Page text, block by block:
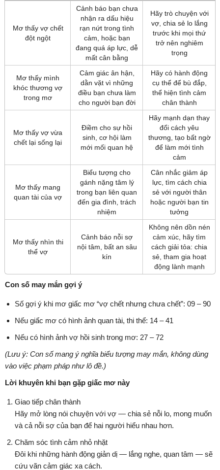
Mơ thấy vợ chết
đột ngột
Cảnh báo bạn chưa
nhận ra dấu hiệu
rạn nứt trong tình
cảm, hoặc bạn
đang quá áp lực, dễ
mất cân bằng
Hãy trò chuyện với
vợ, chia sẻ lo lắng
trước khi mọi thứ
trở nên nghiêm
trọng
Mơ thấy mình
khóc thương vợ
trong mơ
Cảm giác ân hận,
dằn vặt vì những
điều bạn chưa làm
cho người bạn đời
Hãy có hành động
cụ thể để bù đắp,
thể hiện tình cảm
chân thành
Mơ thấy vợ vừa
chết lại sống lại
Điềm cho sự hồi
sinh, cơ hội làm
mới mối quan hệ
Hãy mạnh dạn thay
đổi cách yêu
thương, tạo bất ngờ
để làm mới tình
cảm
Mơ thấy mang
quan tài của vợ
Biểu tượng cho
gánh nặng tâm lý
trong bạn liên quan
đến gia đình, trách
nhiệm
Cân nhắc giảm áp
lực, tìm cách chia
sẻ với người thân
hoặc người bạn tin
tưởng
Mơ thấy nhìn thi
thể vợ
Cảnh báo nỗi sợ
nội tâm, bất an sâu
kín
Không nên dồn nén
cảm xúc, hãy tìm
cách giải tỏa: chia
sẻ, tham gia hoạt
động lành mạnh
Con số may mắn gợi ý
Số gợi ý khi mơ giấc mơ “vợ chết nhưng chưa chết”: 09 – 90
Nếu giấc mơ có hình ảnh quan tài, thi thể: 14 – 41
Nếu có hình ảnh vợ hồi sinh trong mơ: 27 – 72
(Lưu ý: Con số mang ý nghĩa biểu tượng may mắn, không dùng
vào việc phạm pháp như lô đề.)
Lời khuyên khi bạn gặp giấc mơ này
Giao tiếp chân thành
Hãy mở lòng nói chuyện với vợ — chia sẻ nỗi lo, mong muốn
và cả nỗi sợ của bạn để hai người hiểu nhau hơn.
Chăm sóc tình cảm nhỏ nhặt
Đôi khi những hành động giản dị — lắng nghe, quan tâm — sẽ
cứu vãn cảm giác xa cách.